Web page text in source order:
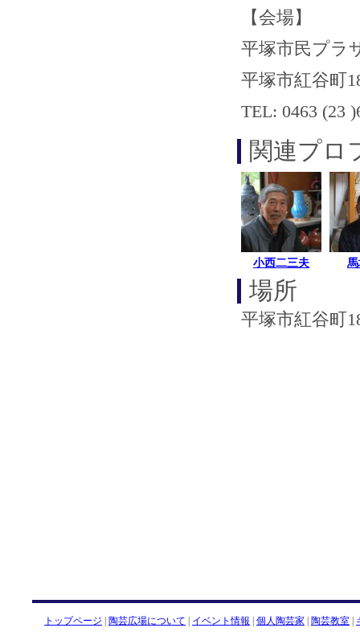
【会場】
平塚市民プラ
平塚市紅谷町
TEL: 0463 (23
関連プロ
小西二三夫
場所
平塚市紅谷町
トップページ 陶芸広場について イベント情報 個人陶芸家 陶芸教室